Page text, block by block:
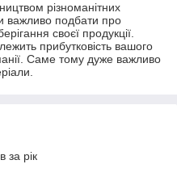
різноманітних
важливо подбати про
своєї продукції.
прибутковість вашого
Саме тому дуже важливо
за рік